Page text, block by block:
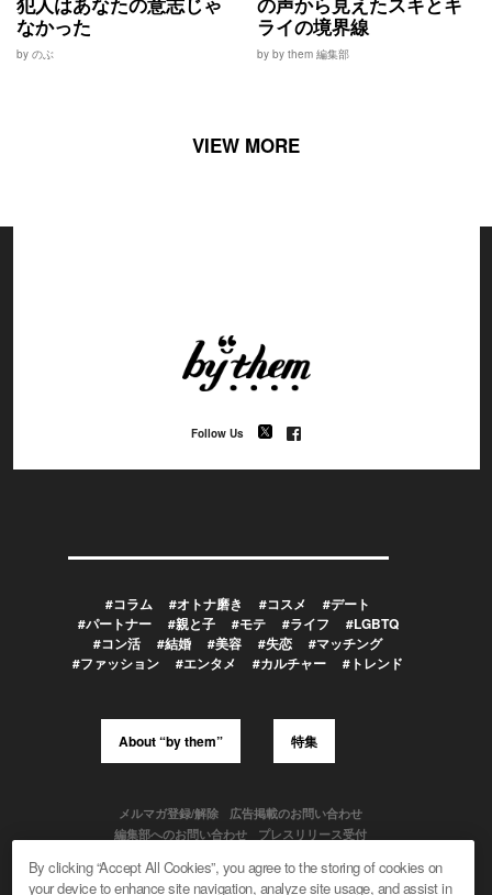
なかった
by のぶ
ライの境界線
by by them 編集部
VIEW MORE
Follow Us
#コラム #オトナ磨き #コスメ
#デート
#パートナー
#親と子 #モテ #ライフ
#LGBTQ
#コン活
#結婚 #美容 #失恋
#マッチング
#ファッション
#エンタメ #カルチャー #トレンド
About “by them” 特集
メルマガ登録/解除
広告掲載のお問い合わせ
編集部へのお問い合わせ
プレスリリース受付
By clicking “Accept All Cookies”, you agree to the storing of cookies on
your device to enhance site navigation, analyze site usage, and assist in